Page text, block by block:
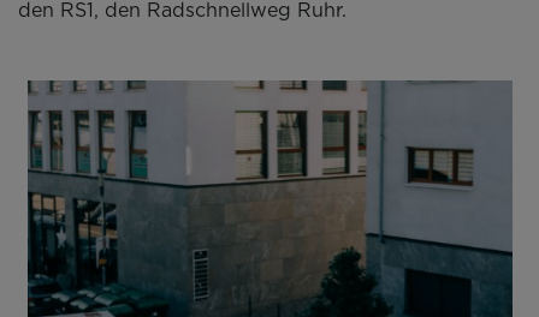
den RS1, den Radschnellweg Ruhr.